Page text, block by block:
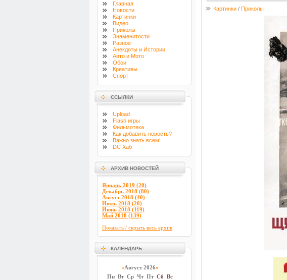
Главная
Новости
Картинки
Видео
Приколы
Знаменитости
Разное
Анекдоты и Истории
Авто и Мото
Обои
Креативы
Спорт
ССЫЛКИ
Upload
Flash игры
Фильмотека
Как добавить новость?
Важно знать всем!
DC Хаб
АРХИВ НОВОСТЕЙ
Январь 2019 (20)
Декабрь 2018 (80)
Август 2018 (40)
Июль 2018 (20)
Июнь 2018 (119)
Май 2018 (139)
Показать / скрыть весь архив
КАЛЕНДАРЬ
«Август 2026»
Пн Вт Ср Чт Пт Сб Вс
Картинки / Приколы